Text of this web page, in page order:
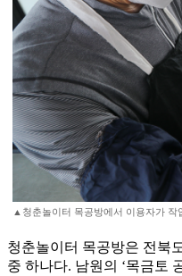
▲청춘놀이터 목공방에서 이용자가 작
청춘놀이터 목공방은 전북
중 하나다. 남원의 ‘목금토